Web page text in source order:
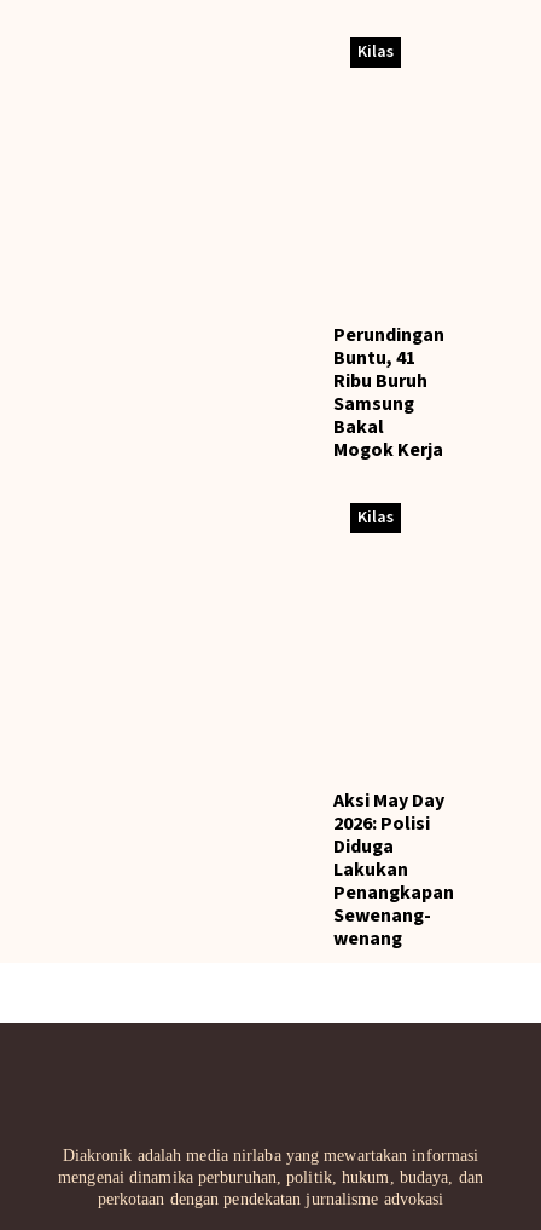
Kilas
‎Perundingan
Buntu, 41
Ribu Buruh
Samsung
Bakal
Mogok Kerja
Kilas
Aksi May Day
2026: Polisi
Diduga
Lakukan
Penangkapan
Sewenang-
wenang
Diakronik adalah media nirlaba yang mewartakan informasi
mengenai dinamika perburuhan, politik, hukum, budaya, dan
perkotaan dengan pendekatan jurnalisme advokasi